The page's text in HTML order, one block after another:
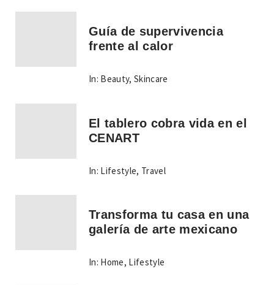
Guía de supervivencia
frente al calor
In: Beauty,Skincare
El tablero cobra vida en el
CENART
In: Lifestyle, Travel
Transforma tu casa en una
galería de arte mexicano
In: Home, Lifestyle